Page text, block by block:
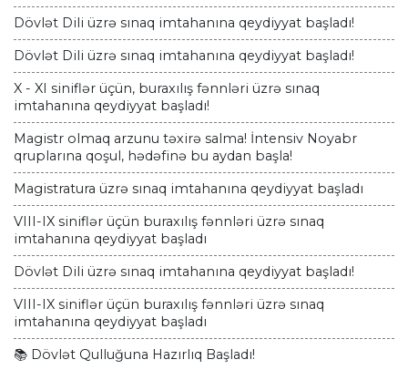
Dövlət Dili üzrə sınaq imtahanına qeydiyyat başladı!
Dövlət Dili üzrə sınaq imtahanına qeydiyyat başladı!
X - XI siniflər üçün, buraxılış fənnləri üzrə sınaq
imtahanına qeydiyyat başladı!
Magistr olmaq arzunu təxirə salma! İntensiv Noyabr
qruplarına qoşul, hədəfinə bu aydan başla!
Magistratura üzrə sınaq imtahanına qeydiyyat başladı
VIII-IX siniflər üçün buraxılış fənnləri üzrə sınaq
imtahanına qeydiyyat başladı
Dövlət Dili üzrə sınaq imtahanına qeydiyyat başladı!
VIII-IX siniflər üçün buraxılış fənnləri üzrə sınaq
imtahanına qeydiyyat başladı
📚 Dövlət Qulluğuna Hazırlıq Başladı!